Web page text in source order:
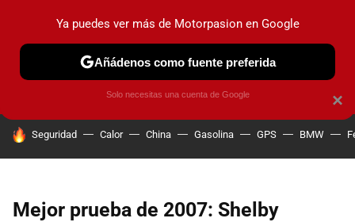
PRUEBAS COCHES ELÉCTRICOS OBSERVATORIO
HOY SE HABLA DE
Seguridad Calor China Gasolina GPS BMW
Mejor prueba de 2007: Shelby
×
Ya puedes ver más de Motorpasion en Google
Añádenos como fuente preferida
Solo necesitas una cuenta de Google